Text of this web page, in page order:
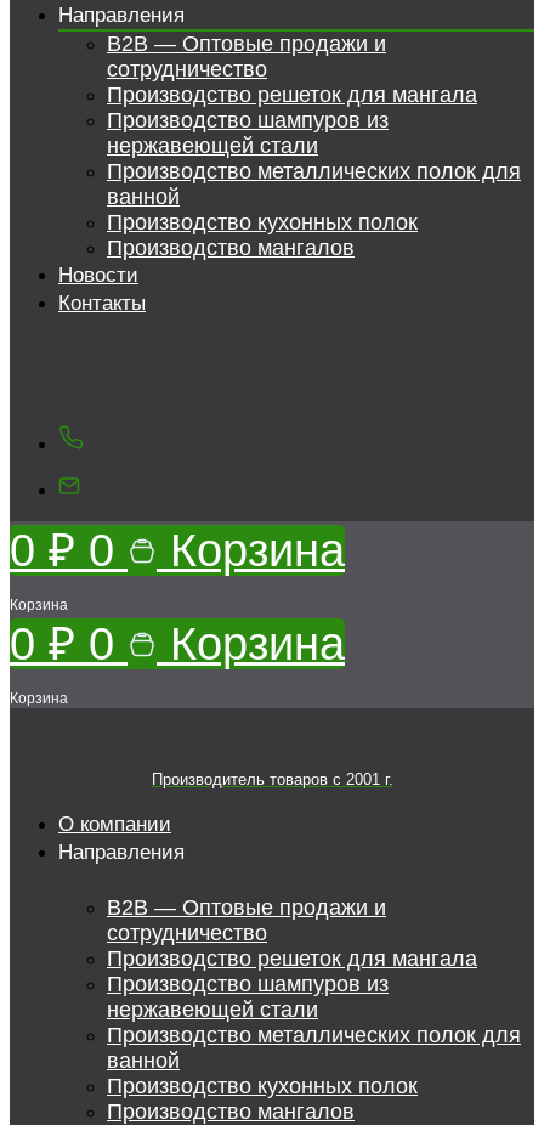
Направления
B2B — Оптовые продажи и
сотрудничество
Производство решеток для мангала
Производство шампуров из
нержавеющей стали
Производство металлических полок для
ванной
Производство кухонных полок
Производство мангалов
Новости
Контакты
0 ₽ 0 Корзина
Корзина
0 ₽ 0 Корзина
Корзина
Производитель товаров c 2001 г.
О компании
Направления
B2B — Оптовые продажи и
сотрудничество
Производство решеток для мангала
Производство шампуров из
нержавеющей стали
Производство металлических полок для
ванной
Производство кухонных полок
Производство мангалов